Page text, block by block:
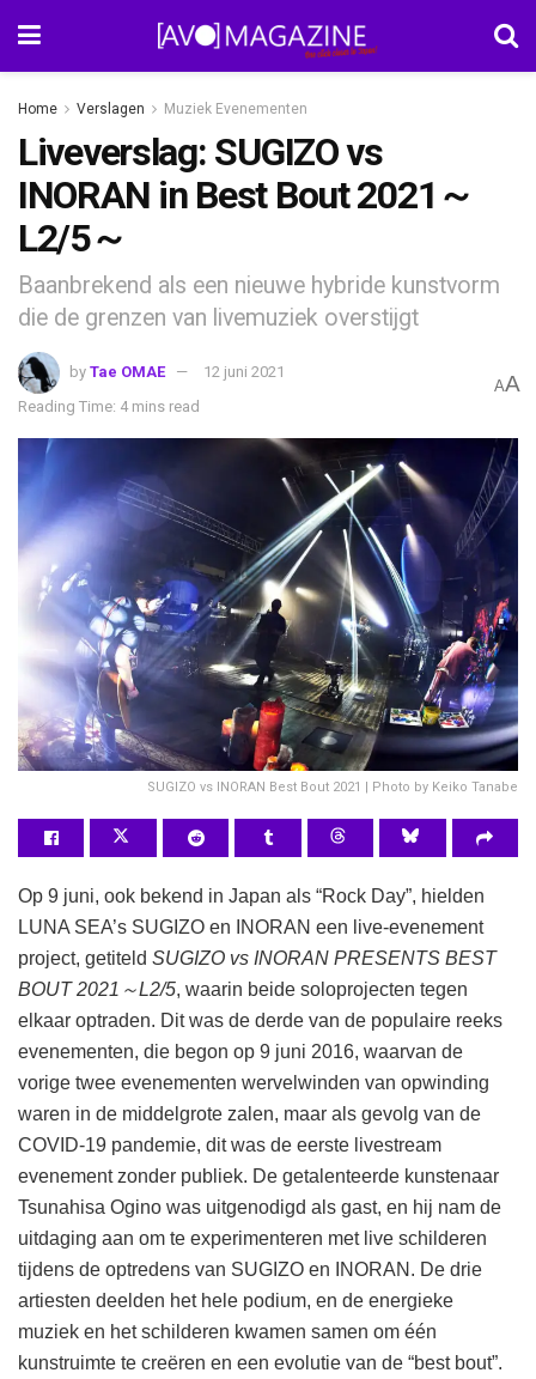
Home Verslagen Muziek Evenementen
Liveverslag: SUGIZO vs
INORAN in Best Bout 2021～
L2/5～
Baanbrekend als een nieuwe hybride kunstvorm
die de grenzen van livemuziek overstijgt
by Tae OMAE
12 juni 2021
Reading Time: 4 mins read
AA
SUGIZO vs INORAN Best Bout 2021 | Photo by Keiko Tanabe
Op 9 juni, ook bekend in Japan als “Rock Day”, hielden
LUNA SEA’s SUGIZO en INORAN een live-evenement
project, getiteld SUGIZO vs INORAN PRESENTS BEST
BOUT 2021～L2/5, waarin beide soloprojecten tegen
elkaar optraden. Dit was de derde van de populaire reeks
evenementen, die begon op 9 juni 2016, waarvan de
vorige twee evenementen wervelwinden van opwinding
waren in de middelgrote zalen, maar als gevolg van de
COVID-19 pandemie, dit was de eerste livestream
evenement zonder publiek. De getalenteerde kunstenaar
Tsunahisa Ogino was uitgenodigd als gast, en hij nam de
uitdaging aan om te experimenteren met live schilderen
tijdens de optredens van SUGIZO en INORAN. De drie
artiesten deelden het hele podium, en de energieke
muziek en het schilderen kwamen samen om één
kunstruimte te creëren en een evolutie van de “best bout”.